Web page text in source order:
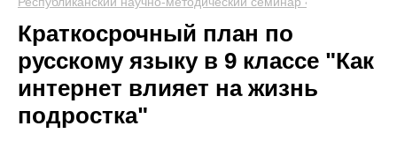
Краткосрочный план по
русскому языку в 9 классе "Как
интернет влияет на жизнь
подростка"